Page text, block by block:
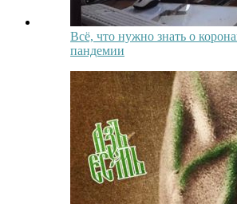
Всё, что нужно знать о
пандемии